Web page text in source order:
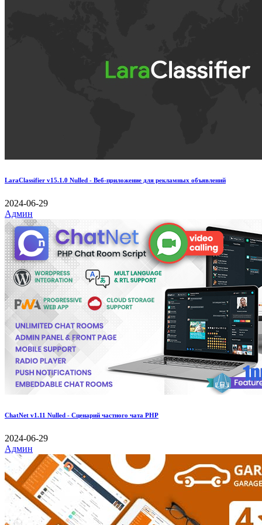
LaraClassifier v15.1.0 Nulled - Веб-приложение для рекламных объявлений
2024-06-29
Админ
ChatNet v1.11 Nulled - Сценарий частного чата PHP
2024-06-29
Админ